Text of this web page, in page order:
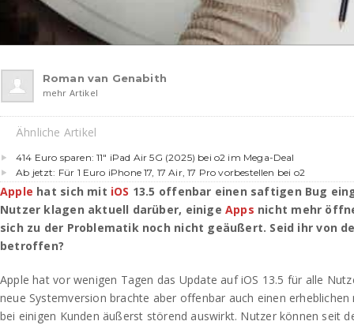
Roman van Genabith
mehr Artikel
Ähnliche Artikel
414 Euro sparen: 11″ iPad Air 5G (2025) bei o2 im Mega-Deal
Ab jetzt: Für 1 Euro iPhone 17, 17 Air, 17 Pro vorbestellen bei o2
Apple hat sich mit iOS 13.5 offenbar einen saftigen Bug
Nutzer klagen aktuell darüber, einige Apps nicht mehr
sich zu der Problematik noch nicht geäußert. Seid ihr von
betroffen?
Apple hat vor wenigen Tagen das Update auf iOS 13.5 für alle
neue Systemversion brachte aber offenbar auch einen
bei einigen Kunden äußerst störend auswirkt. Nutzer können seit